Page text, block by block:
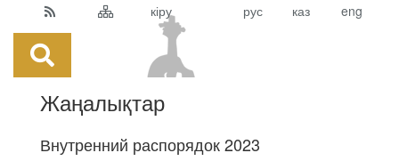
кіру рус каз eng
Жаңалықтар
Внутренний распорядок 2023